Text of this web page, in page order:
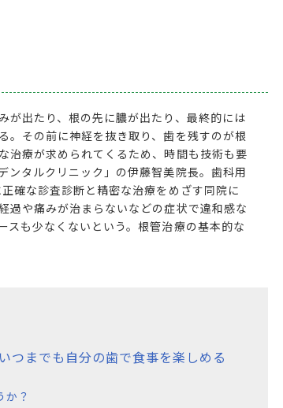
が出たり、根の先に膿が出たり、最終的には
。その前に神経を抜き取り、歯を残すのが根
治療が求められてくるため、時間も技術も要
ンタルクリニック」の伊藤智美院長。歯科用
確な診査診断と精密な治療をめざす同院に
過や痛みが治まらないなどの症状で違和感な
スも少なくないという。根管治療の基本的な
つまでも自分の歯で食事を楽しめる
？